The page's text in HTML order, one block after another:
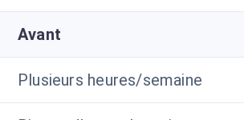
Avant
Plusieurs heures/semaine